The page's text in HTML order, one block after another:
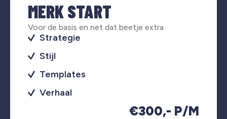
MERK START
Voor de basis en net dat beetje extra
Strategie
Stijl
Templates
Verhaal
€300,- P/M